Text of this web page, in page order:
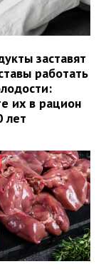
заставят
работать
их в рацион
лет